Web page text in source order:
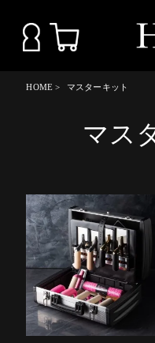
HOME > マスターキット
マス